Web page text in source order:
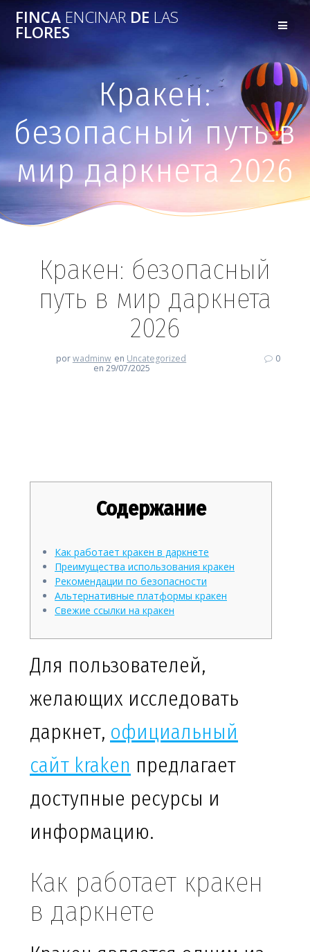
FINCA ENCINARDELAS
FLORES
Кракен:
безопасный путь в
мир даркнета 2026
Кракен: безопасный
путь в мир даркнета
2026
porwadminw en Uncategorized
en 29/07/2025
0
Содержание
Как работает кракен в даркнете
Преимущества использования кракен
Рекомендации по безопасности
Альтернативные платформы кракен
Свежие ссылки на кракен
Для пользователей,
желающих исследовать
даркнет, официальный
сайт kraken предлагает
доступные ресурсы и
информацию.
Как работает кракен
в даркнете